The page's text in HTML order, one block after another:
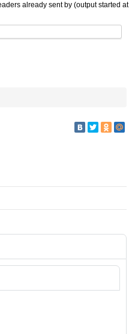
already sent by (output started at